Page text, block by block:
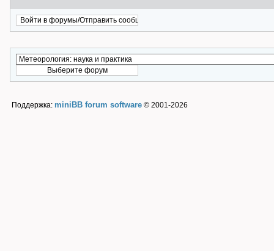
Поддержка: miniBB forum software © 2001-2026